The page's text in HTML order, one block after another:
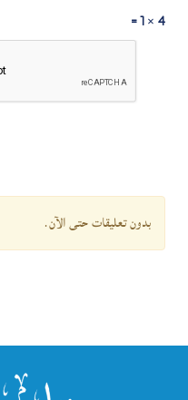
4 × 1 =
بدون تعليقات حتى الآن.